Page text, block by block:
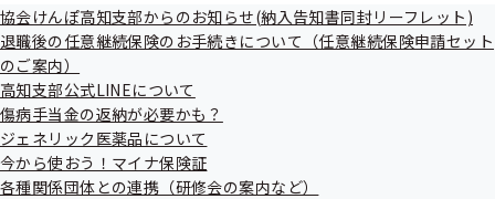
ブ
協会けんぽ高知支部からのお知らせ(納入告知書同封リーフレット)
退職後の任意継続保険のお手続きについて（任意継続保険申請セット
のご案内）
高知支部公式LINEについて
傷病手当金の返納が必要かも？
ジェネリック医薬品について
今から使おう！マイナ保険証
各種関係団体との連携（研修会の案内など）
高知市 健診受付中
ＪＣＨＯ（ジェイコー）高知西病院
住所 高知市神田317-12
電話番号 088-843-8220
高知市 健診受付中
高知県総合保健協会中央健診センター